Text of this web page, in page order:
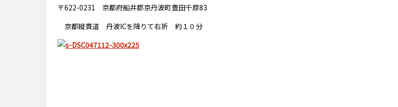
〒622-0231 京都府船井郡京丹波町豊田千原83
京都縦貫道 丹波ICを降りて右折 約１０分